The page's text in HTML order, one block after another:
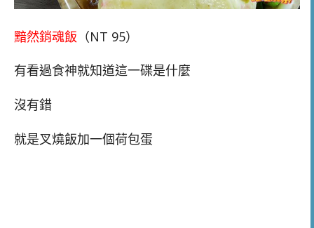
黯然銷魂飯 （NT 95）
有看過食神就知道這一碟是什麼
沒有錯
就是叉燒飯加一個荷包蛋